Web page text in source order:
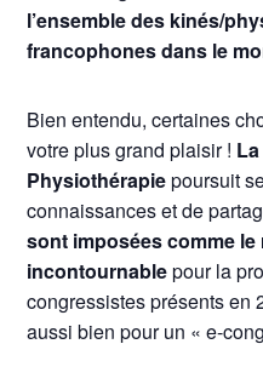
l’ensemble des kinés/
francophones dans le
Bien entendu, certaines
votre plus grand plaisir !
Physiothérapiepoursuit
connaissances et de
sont imposées comme
incontournablepour la
congressistes présents en
aussi bien pour un « e-